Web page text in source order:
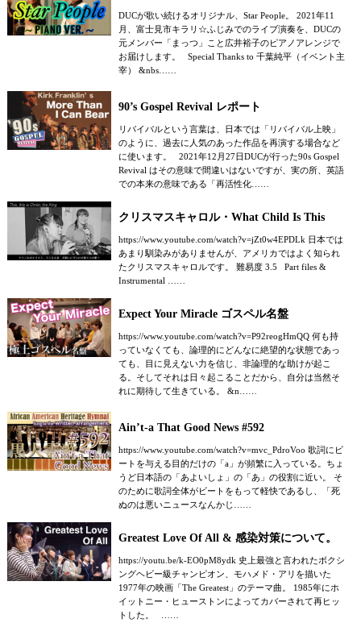
DUCが歌い続けるオリジナル、Star People。 2021年11
月、富士見市キラリ☆ふじみでのライブ演奏を、DUCの
元メンバー「まっつ」こと広井裕子のピアノアレンジで
お届けします。 Special Thanks to 千葉純平（イベント主
宰） &nbs……
90’s Gospel Revival レポート
リバイバルという言葉は、日本では「リバイバル上映」
のように、過去に人気のあった作品を再演する場合など
に使います。 2021年12月27日DUCが行った90s Gospel
Revival はその意味で間違いはないですが、実の所、英語
での本来の意味である「再活性化……
クリスマスキャロル・What Child Is This
https://www.youtube.com/watch?v=jZt0w4EPDLk 日本では
あまり馴染みがありませんが、アメリカではよく知られ
たクリスマスキャロルです。 難易度 3.5 Part files &
Instrumental ……
Expect Your Miracle ゴスペル名盤
https://www.youtube.com/watch?v=P92reogHmQQ 何も持
っていなくても、論理的にどんなに絶望的な状態であっ
ても、目に見えない力を信じ、非論理的な助けが起こ
る。そしてそれは日々起こることだから、自分は当然そ
れに期待して生きている。 &n……
Ain’t-a That Good News #592
https://www.youtube.com/watch?v=mvc_PdroVoo 歌詞にビ
ートを与える目的だけの「a」が頻繁に入っている。ちょ
うど日本語の「あよいしょ」の「あ」の役割に近い。 そ
のために歌詞全体がビートをもって軽快であるし、「死
ぬのは悪いニュースなんかじ……
Greatest Love Of All & 感染対策について。
https://youtu.be/k-EO0pM8ydk 史上最強と言われたボクシ
ングヘビー級チャンピオン、モハメド・アリを描いた
1977年の映画「The Greatest」のテーマ曲。 1985年にホ
イットニー・ヒューストンによってカバーされて再ヒッ
トした。 ……